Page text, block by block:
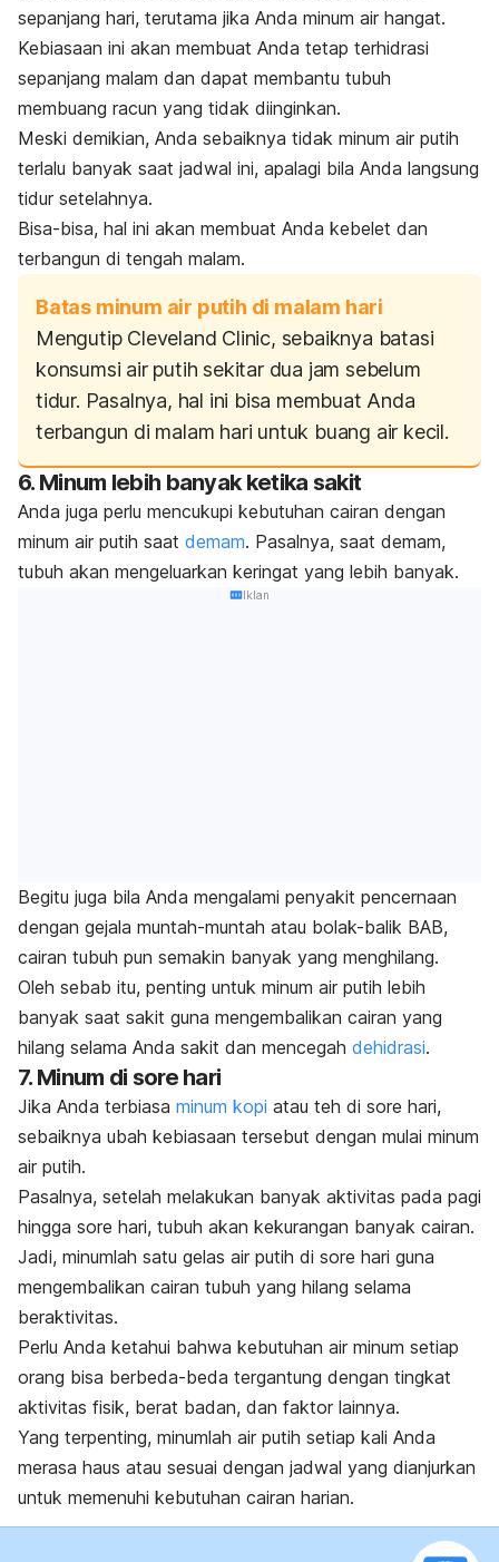
sepanjang hari, terutama jika Anda minum air hangat.
Kebiasaan ini akan membuat Anda tetap terhidrasi
sepanjang malam dan dapat membantu tubuh
membuang racun yang tidak diinginkan.
Meski demikian, Anda sebaiknya tidak minum air putih
terlalu banyak saat jadwal ini, apalagi bila Anda langsung
tidur setelahnya.
Bisa-bisa, hal ini akan membuat Anda kebelet dan
terbangun di tengah malam.
Batas minum air putih di malam hari
Mengutip Cleveland Clinic, sebaiknya batasi
konsumsi air putih sekitar dua jam sebelum
tidur. Pasalnya, hal ini bisa membuat Anda
terbangun di malam hari untuk buang air kecil.
6. Minum lebih banyak ketika sakit
Anda juga perlu mencukupi kebutuhan cairan dengan
minum air putih saat demam. Pasalnya, saat demam,
tubuh akan mengeluarkan keringat yang lebih banyak.
Iklan
Begitu juga bila Anda mengalami penyakit pencernaan
dengan gejala muntah-muntah atau bolak-balik BAB,
cairan tubuh pun semakin banyak yang menghilang.
Oleh sebab itu, penting untuk minum air putih lebih
banyak saat sakit guna mengembalikan cairan yang
hilang selama Anda sakit dan mencegah dehidrasi.
7. Minum di sore hari
Jika Anda terbiasa minum kopi atau teh di sore hari,
sebaiknya ubah kebiasaan tersebut dengan mulai minum
air putih.
Pasalnya, setelah melakukan banyak aktivitas pada pagi
hingga sore hari, tubuh akan kekurangan banyak cairan.
Jadi, minumlah satu gelas air putih di sore hari guna
mengembalikan cairan tubuh yang hilang selama
beraktivitas.
Perlu Anda ketahui bahwa kebutuhan air minum setiap
orang bisa berbeda-beda tergantung dengan tingkat
aktivitas fisik, berat badan, dan faktor lainnya.
Yang terpenting, minumlah air putih setiap kali Anda
merasa haus atau sesuai dengan jadwal yang dianjurkan
untuk memenuhi kebutuhan cairan harian.